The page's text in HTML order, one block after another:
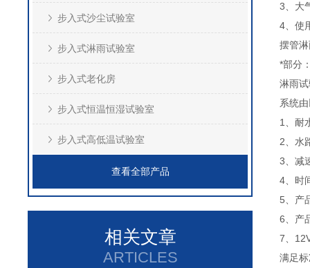
步入式沙尘试验室
步入式淋雨试验室
步入式老化房
步入式恒温恒湿试验室
步入式高低温试验室
查看全部产品
相关文章
ARTICLES
3、大
4、使
摆管
*部分
淋雨
系统
1、耐
2、水
3、减
4、时
5、产
6、产
7、
满足